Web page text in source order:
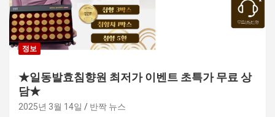
정보
★일동발효침향원 최저가 이벤트 초특가 무료 상
담★
2025년 3월 14일 반짝 뉴스